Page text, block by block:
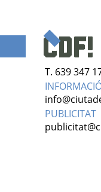
T. 639 347
PUBLICITAT